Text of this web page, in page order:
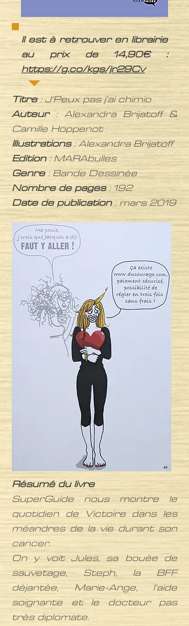
Il est à retrouver en librairie
au prix de 14,90€ :
https://g.co/kgs/jr29Cv
Titre: J'Peux pas j'ai chimio
Auteur : Alexandra Brijatoff&
Camille Hoppenot
Illustrations:Alexandra Brijatoff
Edition: MARAbulles
Genre: Bande Dessinée
Nombre de pages: 192
Date de publication: mars 2019
Résumé du livre
SuperGuide nous montre le
quotidien de Victoire dans les
méandres de la vie durant son
cancer.
On y voit Jules, sa bouée de
sauvetage, Steph, la BFF
déjantée, Marie-Ange, l'aide
soignante et le docteur pas
très diplomate.